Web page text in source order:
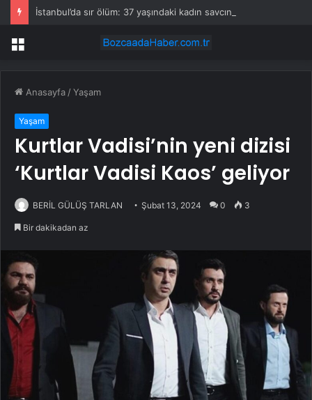
Menü
Anasayfa /Yaşam
Yaşam
Kurtlar Vadisi’nin yeni dizisi
‘Kurtlar Vadisi Kaos’ geliyor
BERİL GÜLÜŞ TARLAN Şubat 13, 2024 0 3
Bir dakikadan az